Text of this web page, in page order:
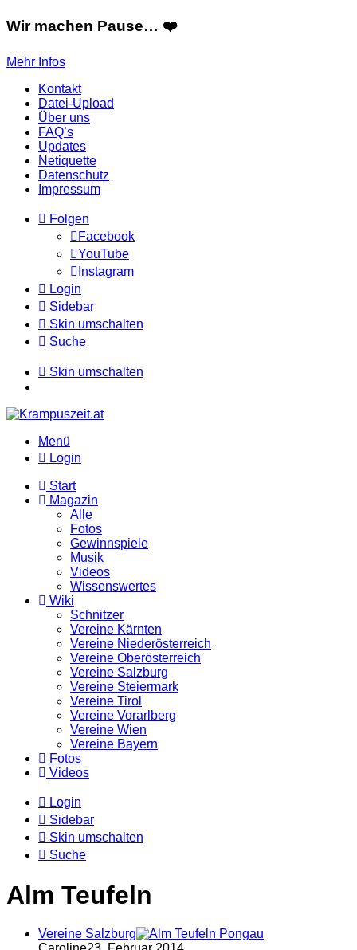
Wir machen Pause… ❤️
Mehr Infos
Kontakt
Datei-Upload
Über uns
FAQ’s
Updates
Netiquette
Datenschutz
Impressum
Folgen
Facebook
YouTube
Instagram
Login
Sidebar
Skin umschalten
Suche
Skin umschalten
Menü
Login
Start
Magazin
Alle
Fotos
Gewinnspiele
Musik
Videos
Wissenswertes
Wiki
Schnitzer
Vereine Kärnten
Vereine Niederösterreich
Vereine Oberösterreich
Vereine Salzburg
Vereine Steiermark
Vereine Tirol
Vereine Vorarlberg
Vereine Wien
Vereine Bayern
Fotos
Videos
Login
Sidebar
Skin umschalten
Suche
Alm Teufeln
Vereine Salzburg